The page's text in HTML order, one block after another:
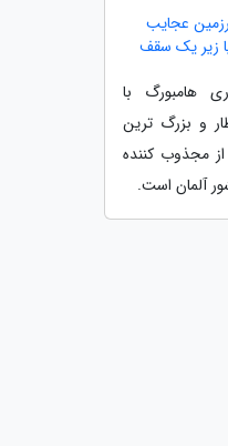
عجایب
زیر یک سقف
هامبورگ با
قطار و بزرگ ترین
مجذوب کننده
آلمان است.